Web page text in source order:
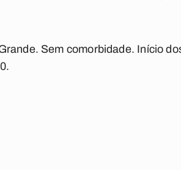
Sem comorbidade. Início